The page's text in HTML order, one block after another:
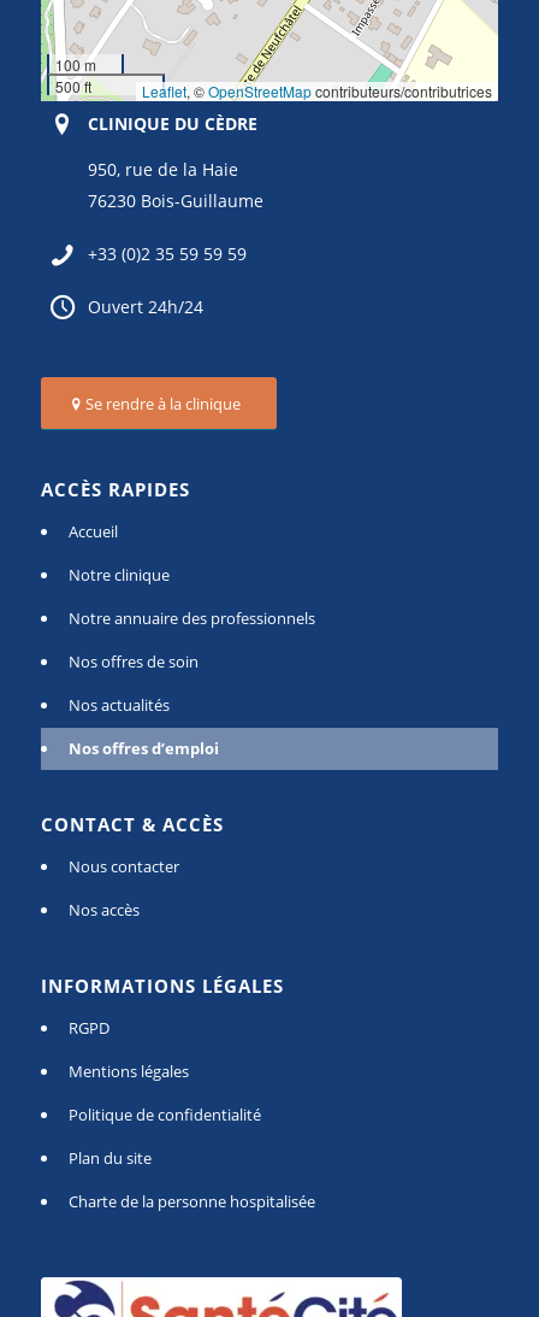
100 m
500 ft
Leaflet, ©OpenStreetMapcontributeurs/contributrices
CLINIQUE DU CÈDRE
950, rue de la Haie
76230 Bois-Guillaume
+33 (0)2 35 59 59 59
Ouvert 24h/24
Se rendre à la clinique
ACCÈS RAPIDES
Accueil
Notre clinique
Notre annuaire des professionnels
Nos offres de soin
Nos actualités
Nos offres d’emploi
CONTACT & ACCÈS
Nous contacter
Nos accès
INFORMATIONS LÉGALES
RGPD
Mentions légales
Politique de confidentialité
Plan du site
Charte de la personne hospitalisée